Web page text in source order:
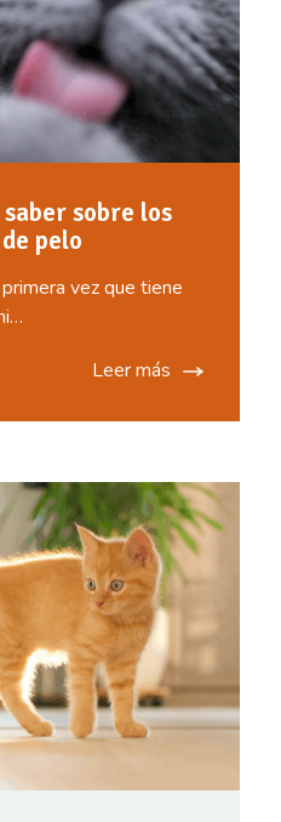
sobre los
pelo
vez que tiene
Leer más